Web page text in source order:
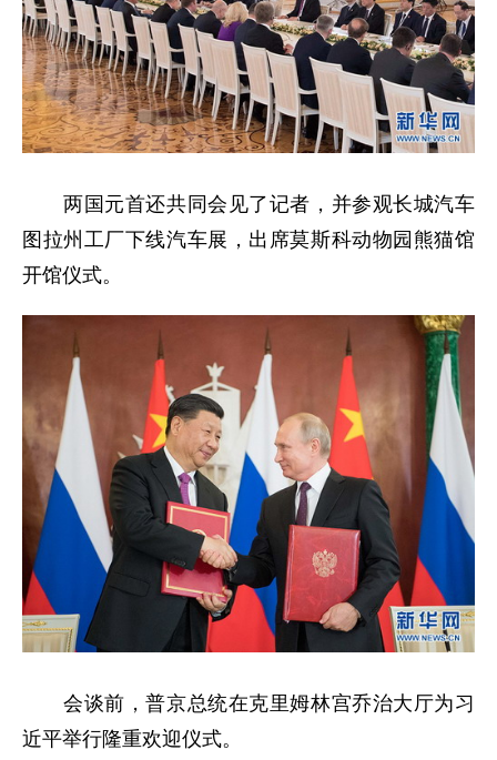
两国元首还共同会见了记者，并参观长城汽车
图拉州工厂下线汽车展，出席莫斯科动物园熊猫馆
开馆仪式。
会谈前，普京总统在克里姆林宫乔治大厅为习
近平举行隆重欢迎仪式。